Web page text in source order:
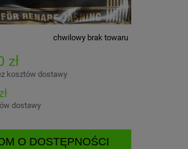
chwilowy brak towaru
zł
kosztów dostawy
dostawy
O DOSTĘPNOŚCI